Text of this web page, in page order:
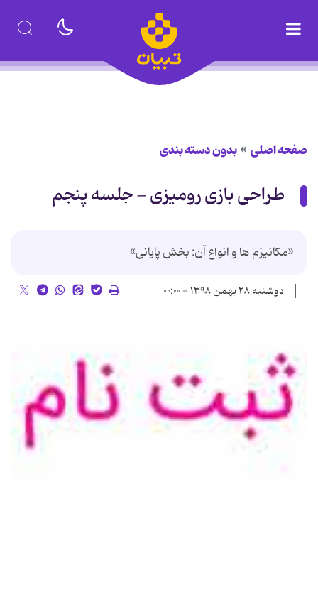
صفحه اصلی بدون دسته بندی
طراحی بازی رومیزی - جلسه پنجم
«مکانیزم ها و انواع آن: بخش پایانی»
دوشنبه ۲۸ بهمن ۱۳۹۸ - ۰۰:۰۰